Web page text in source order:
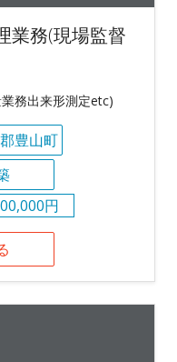
業務(現場監督
務出来形測定etc)
豊山町
円